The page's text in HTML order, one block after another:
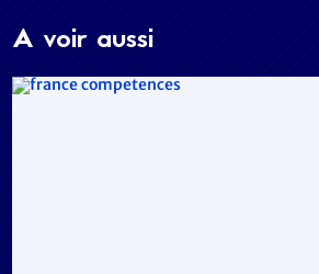
A voir aussi